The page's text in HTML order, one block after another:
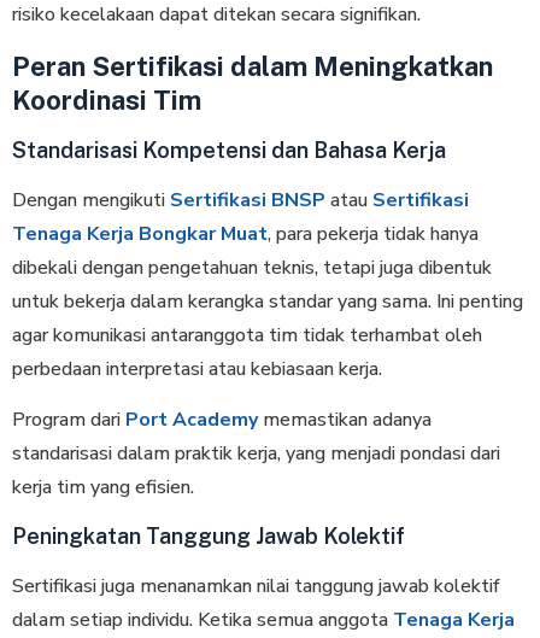
risiko kecelakaan dapat ditekan secara signifikan.
Peran Sertifikasi dalam Meningkatkan
Koordinasi Tim
Standarisasi Kompetensi dan Bahasa Kerja
Dengan mengikuti Sertifikasi BNSP atau Sertifikasi
Tenaga Kerja Bongkar Muat, para pekerja tidak hanya
dibekali dengan pengetahuan teknis, tetapi juga dibentuk
untuk bekerja dalam kerangka standar yang sama. Ini penting
agar komunikasi antaranggota tim tidak terhambat oleh
perbedaan interpretasi atau kebiasaan kerja.
Program dari Port Academymemastikan adanya
standarisasi dalam praktik kerja, yang menjadi pondasi dari
kerja tim yang efisien.
Peningkatan Tanggung Jawab Kolektif
Sertifikasi juga menanamkan nilai tanggung jawab kolektif
dalam setiap individu. Ketika semua anggota Tenaga Kerja